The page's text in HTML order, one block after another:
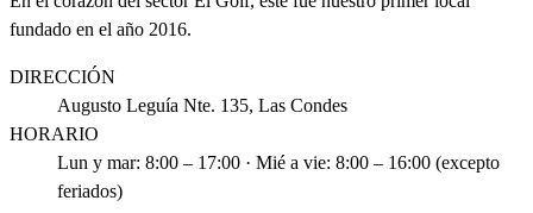
fundado en el año 2016.
DIRECCIÓN
Augusto Leguía Nte. 135, Las Condes
HORARIO
Lun y mar: 8:00 – 17:00 · Mié a vie: 8:00 – 16:00 (excepto
feriados)